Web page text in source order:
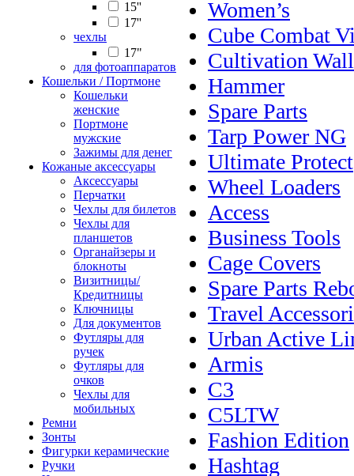
15''
17''
чехлы
17"
для фотоаппаратов
Кошельки / Портмоне
Кошельки
женские
Портмоне
мужские
Зажимы для денег
Кожаные аксессуары
Аксессуары
Перчатки
Чехлы для билетов
Чехлы для
планшетов
Органайзеры и
блокноты
Визитницы/
Кредитницы
Ключницы
Для документов
Футляры для
ручек
Футляры для
очков
Чехлы для
мобильных
Ремни
Зонты
Фигурки керамические
Ручки
Women’s
Cube Combat
Cultivation
Hammer
Spare Parts
Tarp Power NG
Ultimate Protect
Wheel Loaders
Access
Business Tools
Cage Covers
Spare Parts
Travel
Urban Active
Armis
C3
C5LTW
Fashion Edition
Hashtag